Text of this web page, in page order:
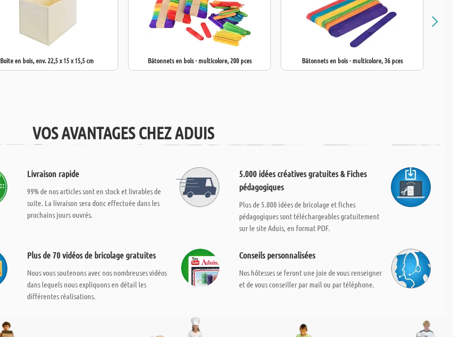
Boîte en bois, env. 22,5 x 15 x 15,5 cm Bâtonnets en bois - multicolore, 200 pces Bâtonnets en bois - multicolore, 36 pces
VOS AVANTAGES CHEZ ADUIS
Livraison rapide
99% de nos articles sont en stock et livrables de
suite. La livraison sera donc effectuée dans les
prochains jours ouvrés.
5.000 idées créatives gratuites & Fiches
pédagogiques
Plus de 5.000 idées de bricolage et fiches
pédagogiques sont téléchargeables gratuitement
sur le site Aduis, en format PDF.
Plus de 70 vidéos de bricolage gratuites
Nous vous soutenons avec nos nombreuses vidéos
dans lequels nous expliquons en détail les
différentes réalisations.
Conseils personnalisées
Nos hôtesses se feront une joie de vous renseigner
et de vous conseiller par mail ou par téléphone.